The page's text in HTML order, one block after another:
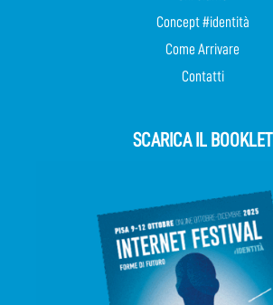
Concept #identità
Come Arrivare
Contatti
SCARICA IL BOOKLET